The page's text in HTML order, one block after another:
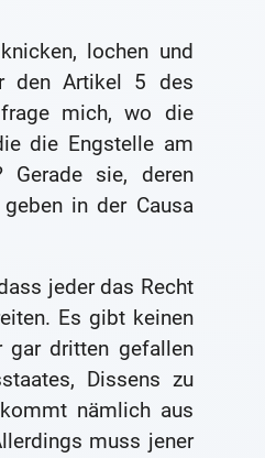
lochen und
den Artikel 5 des
mich, wo die
die Engstelle am
Gerade sie, deren
in der Causa
jeder das Recht
Es gibt keinen
gar dritten gefallen
Dissens zu
nämlich aus
muss jener